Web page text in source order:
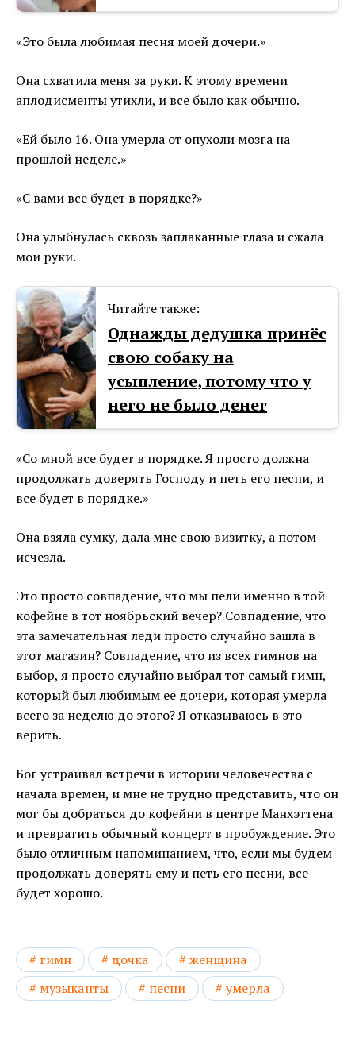
«Это была любимая песня моей дочери.»
Она схватила меня за руки. К этому времени
аплодисменты утихли, и все было как обычно.
«Ей было 16. Она умерла от опухоли мозга на
прошлой неделе.»
«С вами все будет в порядке?»
Она улыбнулась сквозь заплаканные глаза и сжала
мои руки.
Читайте также:
Однажды дедушка принёс
свою собаку на
усыпление, потому что у
него не было денег
«Со мной все будет в порядке. Я просто должна
продолжать доверять Господу и петь его песни, и
все будет в порядке.»
Она взяла сумку, дала мне свою визитку, а потом
исчезла.
Это просто совпадение, что мы пели именно в той
кофейне в тот ноябрьский вечер? Совпадение, что
эта замечательная леди просто случайно зашла в
этот магазин? Совпадение, что из всех гимнов на
выбор, я просто случайно выбрал тот самый гимн,
который был любимым ее дочери, которая умерла
всего за неделю до этого? Я отказываюсь в это
верить.
Бог устраивал встречи в истории человечества с
начала времен, и мне не трудно представить, что он
мог бы добраться до кофейни в центре Манхэттена
и превратить обычный концерт в пробуждение. Это
было отличным напоминанием, что, если мы будем
продолжать доверять ему и петь его песни, все
будет хорошо.
гимн дочка
женщина
музыканты
песни умерла